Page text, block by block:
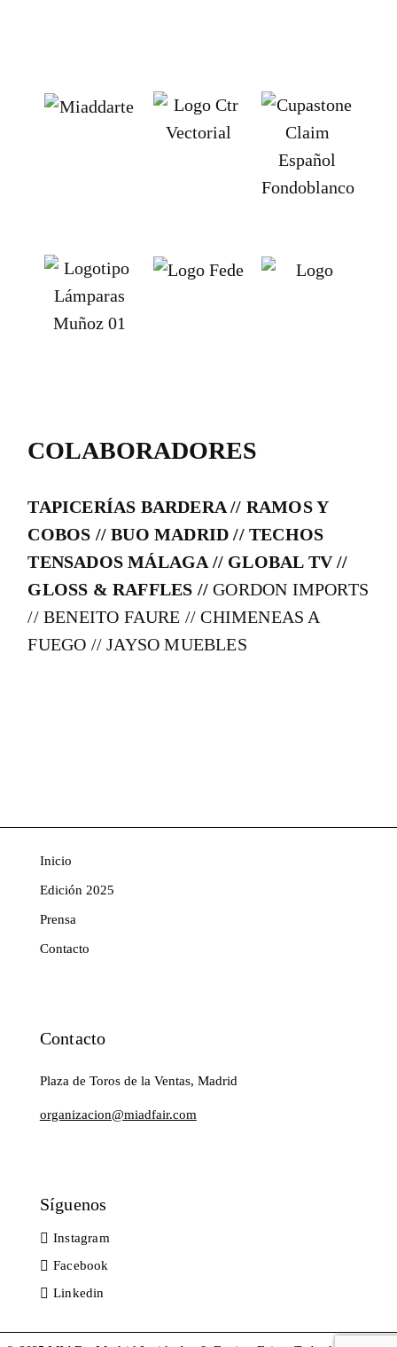
COLABORADORES
TAPICERÍAS BARDERA // RAMOS Y
COBOS // BUO MADRID // TECHOS
TENSADOS MÁLAGA // GLOBAL TV //
GLOSS & RAFFLES //GORDON IMPORTS
// BENEITO FAURE // CHIMENEAS A
FUEGO // JAYSO MUEBLES
Inicio
Edición 2025
Prensa
Contacto
Contacto
Plaza de Toros de la Ventas, Madrid
organizacion@miadfair.com
Síguenos
Instagram
Facebook
Linkedin